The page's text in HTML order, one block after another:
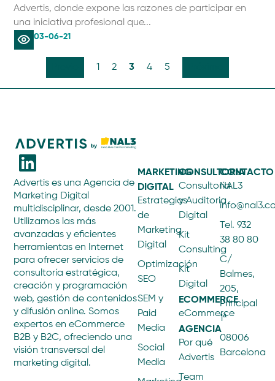
Advertis, donde expone las razones de participar en
una iniciativa profesional que...
03-06-21
1 2 3 4 5
Advertis es una Agencia de
Marketing Digital
multidisciplinar, desde 2001.
Utilizamos las más
avanzadas y eficientes
herramientas en Internet
para ofrecer servicios de
consultoría estratégica,
creación y programación
web, gestión de contenidos
y difusión online. Somos
expertos en eCommerce
B2B y B2C, ofreciendo una
visión transversal del
marketing digital.
MARKETING
DIGITAL
Estrategias
de
Marketing
Digital
Optimización
SEO
SEM y
Paid
Media
Social
Media
CONSULTORIA
Consultoría
y Auditoria
Digital
Kit
Consulting
Kit
Digital
ECOMMERCE
eCommerce
AGENCIA
Por qué
Advertis
Team
CONTACTO
NAL3
Tel. 932
38 80 80
C/
Balmes,
205,
Principal
1ª
08006
Barcelona